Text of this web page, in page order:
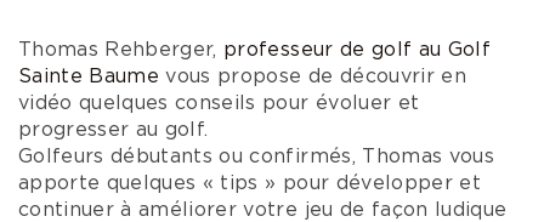
Thomas Rehberger, professeur de golf au Golf
Sainte Baume vous propose de découvrir en
vidéo quelques conseils pour évoluer et
progresser au golf.
Golfeurs débutants ou confirmés, Thomas vous
apporte quelques « tips » pour développer et
continuer à améliorer votre jeu de façon ludique